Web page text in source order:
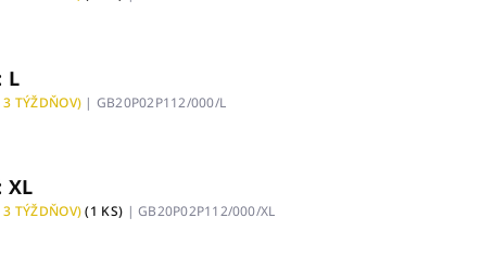
L
TÝŽDŇOV) | GB20P02P112/000/L
XL
3 TÝŽDŇOV)(1 KS) | GB20P02P112/000/XL